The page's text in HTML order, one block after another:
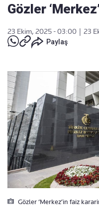
Gözler
23 Ekim, 2025 - 03:00
23
Paylaş
Gözler ‘Merkez’in faiz